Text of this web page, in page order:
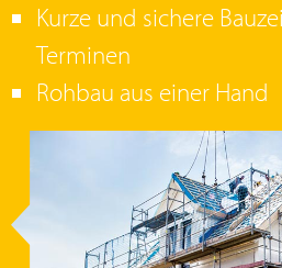
Kurze und sichere
Terminen
Rohbau aus einer Hand